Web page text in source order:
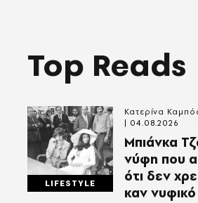
Top Reads
LIFESTYLE
Mπιάνκα
νύφη που
ότι δεν
καν νυφικό
Κατερίνα
04.08.2026